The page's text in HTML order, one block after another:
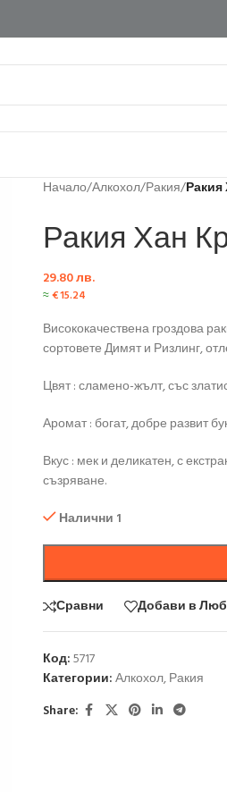
Начало/Алкохол/Ракия/Ракия
Ракия Хан
29.80лв.
≈€15.24
Висококачествена гроздова
сортовете Димят и Ризлинг,
Цвят : сламено-жълт, със
Аромат : богат, добре развит
Вкус : мек и деликатен, с
съзряване.
Налични 1
Сравни Добави в
Код:5717
Категории:Алкохол,Ракия
Share: